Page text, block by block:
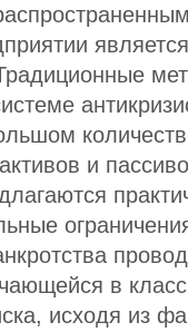
и
в
исходя из